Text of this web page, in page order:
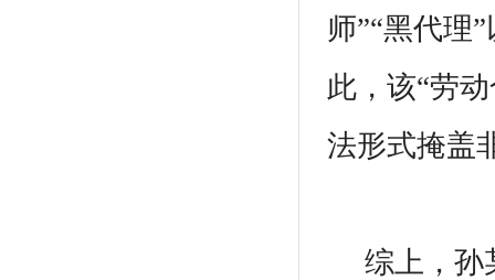
师”“黑代理
此，该“劳
法形式掩盖
综上，孙